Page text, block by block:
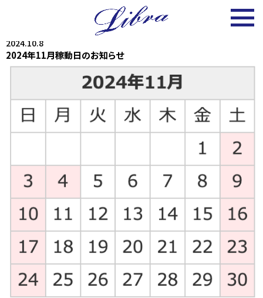
2024.10.8
2024年11月稼動日のお知らせ